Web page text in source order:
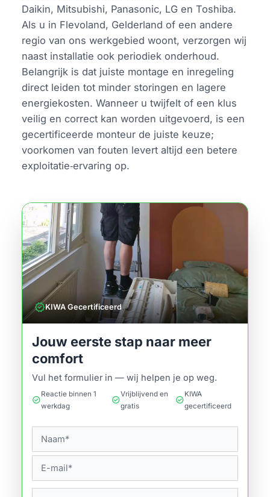
Daikin, Mitsubishi, Panasonic, LG en Toshiba.
Als u in Flevoland, Gelderland of een andere
regio van ons werkgebied woont, verzorgen wij
naast installatie ook periodiek onderhoud.
Belangrijk is dat juiste montage en inregeling
direct leiden tot minder storingen en lagere
energiekosten. Wanneer u twijfelt of een klus
veilig en correct kan worden uitgevoerd, is een
gecertificeerde monteur de juiste keuze;
voorkomen van fouten levert altijd een betere
exploitatie‑ervaring op.
verifiedKIWA Gecertificeerd
Jouw eerste stap naar meer
comfort
Vul het formulier in — wij helpen je op weg.
check_circle
Reactie binnen 1
werkdag
check_circle
Vrijblijvend en
gratis
check_circle
KIWA
gecertificeerd